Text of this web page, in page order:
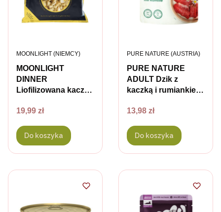
MOONLIGHT
DINNER
Liofilizowana kaczka
kotów
PRODUCENT
MOONLIGHT (NIEMCY)
Cena
19,99 zł
Do koszyka
PURE NATURE
ADULT Dzik z
kaczką i rumiankiem
kotów - 85 g x 2 szt.
PRODUCENT
PURE NATURE (AUSTRIA)
Cena
13,98 zł
Do koszyka